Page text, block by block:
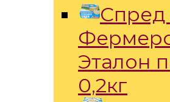
Спред
Эталон
0,2кг